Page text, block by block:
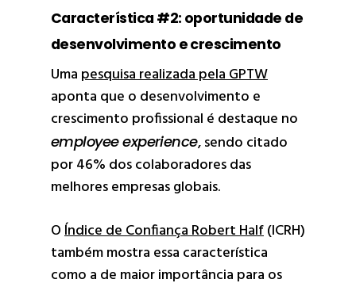
Característica #2: oportunidade de
desenvolvimento e crescimento
Uma pesquisa realizada pela GPTW
aponta que o desenvolvimento e
crescimento profissional é destaque no
employee experience, sendo citado
por 46% dos colaboradores das
melhores empresas globais.
OÍndice de Confiança Robert Half(ICRH)
também mostra essa característica
como a de maior importância para os